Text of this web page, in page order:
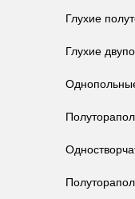
Глухие
Глухие